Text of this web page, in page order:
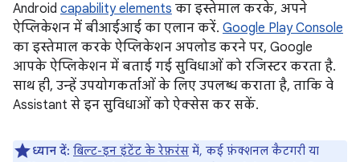
Android capability elements का इस्तेमाल करके, अपने
ऐप्लिकेशन में बीआईआई का एलान करें. Google Play Console
का इस्तेमाल करके ऐप्लिकेशन अपलोड करने पर, Google
आपके ऐप्लिकेशन में बताई गई सुविधाओं को रजिस्टर करता है.
साथ ही, उन्हें उपयोगकर्ताओं के लिए उपलब्ध कराता है, ताकि वे
Assistant से इन सुविधाओं को ऐक्सेस कर सकें.
ध्यान दें: बिल्ट-इन इंटेंट के रेफ़रंस में, कई फ़ंक्शनल कैटगरी या